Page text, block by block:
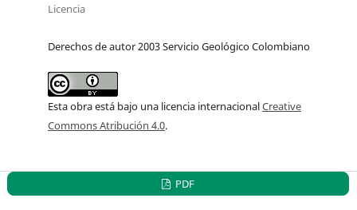
Licencia
Derechos de autor 2003 Servicio Geológico Colombiano
Esta obra está bajo una licencia internacionalCreative
Commons Atribución 4.0.
PDF